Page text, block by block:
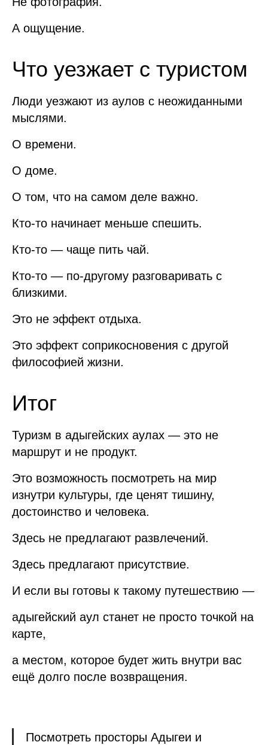
А ощущение.
Что уезжает с туристом
Люди уезжают из аулов с неожиданными
мыслями.
О времени.
О доме.
О том, что на самом деле важно.
Кто-то начинает меньше спешить.
Кто-то — чаще пить чай.
Кто-то — по-другому разговаривать с
близкими.
Это не эффект отдыха.
Это эффект соприкосновения с другой
философией жизни.
Итог
Туризм в адыгейских аулах — это не
маршрут и не продукт.
Это возможность посмотреть на мир
изнутри культуры, где ценят тишину,
достоинство и человека.
Здесь не предлагают развлечений.
Здесь предлагают присутствие.
И если вы готовы к такому путешествию —
адыгейский аул станет не просто точкой на
карте,
а местом, которое будет жить внутри вас
ещё долго после возвращения.
Посмотреть просторы Адыгеи и